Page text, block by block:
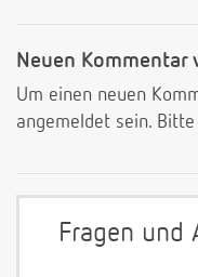
Neuen Kommentar
Um einen neuen
angemeldet sein.
Fragen und